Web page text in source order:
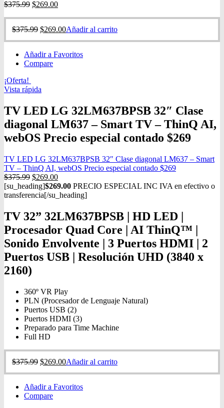
$375.99 $269.00
$375.99 $269.00Añadir al carrito
Añadir a Favoritos
Compare
¡Oferta!
Vista rápida
TV LED LG 32LM637BPSB 32″ Clase
diagonal LM637 – Smart TV – ThinQ AI,
webOS Precio especial contado $269
TV LED LG 32LM637BPSB 32″ Clase diagonal LM637 – Smart
TV – ThinQ AI, webOS Precio especial contado $269
$375.99 $269.00
[su_heading]$269.00 PRECIO ESPECIAL INC IVA en efectivo o
transferencia[/su_heading]
TV 32” 32LM637BPSB | HD LED |
Procesador Quad Core | AI ThinQ™ |
Sonido Envolvente | 3 Puertos HDMI | 2
Puertos USB | Resolución UHD (3840 x
2160)
360º VR Play
PLN (Procesador de Lenguaje Natural)
Puertos USB (2)
Puertos HDMI (3)
Preparado para Time Machine
Full HD
$375.99 $269.00Añadir al carrito
Añadir a Favoritos
Compare